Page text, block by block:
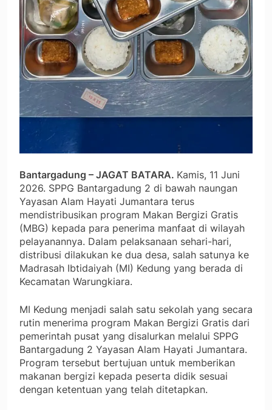
Bantargadung – JAGAT BATARA. Kamis, 11 Juni
2026. SPPG Bantargadung 2 di bawah naungan
Yayasan Alam Hayati Jumantara terus
mendistribusikan program Makan Bergizi Gratis
(MBG) kepada para penerima manfaat di wilayah
pelayanannya. Dalam pelaksanaan sehari-hari,
distribusi dilakukan ke dua desa, salah satunya ke
Madrasah Ibtidaiyah (MI) Kedung yang berada di
Kecamatan Warungkiara.
MI Kedung menjadi salah satu sekolah yang secara
rutin menerima program Makan Bergizi Gratis dari
pemerintah pusat yang disalurkan melalui SPPG
Bantargadung 2 Yayasan Alam Hayati Jumantara.
Program tersebut bertujuan untuk memberikan
makanan bergizi kepada peserta didik sesuai
dengan ketentuan yang telah ditetapkan.